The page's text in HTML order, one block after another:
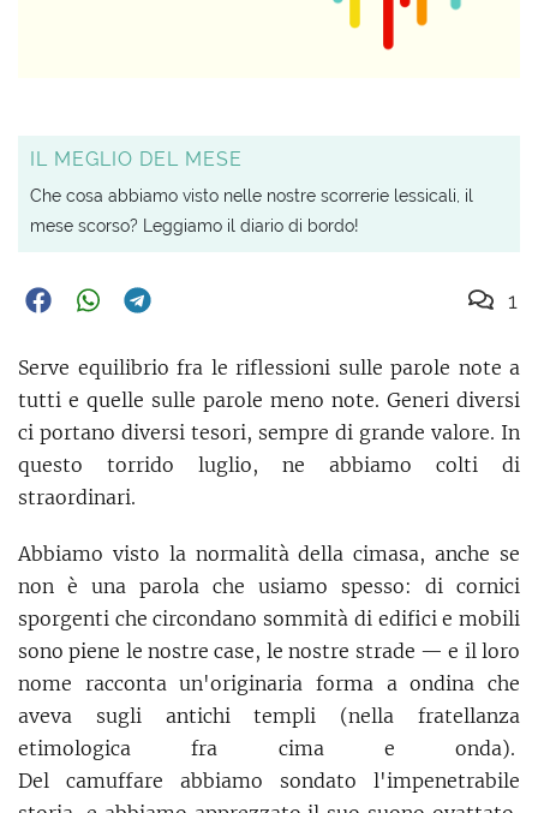
Serve equilibrio fra le riflessioni sulle parole note a
tutti e quelle sulle parole meno note. Generi diversi
ci portano diversi tesori, sempre di grande valore. In
questo torrido luglio, ne abbiamo colti di
straordinari.
Abbiamo visto la normalità della cimasa, anche se
non è una parola che usiamo spesso: di cornici
sporgenti che circondano sommità di edifici e mobili
sono piene le nostre case, le nostre strade — e il loro
nome racconta un'originaria forma a ondina che
aveva sugli antichi templi (nella fratellanza
etimologica fra cima e onda).
Del camuffare abbiamo sondato l'impenetrabile
IL MEGLIO DEL MESE
Che cosa abbiamo visto nelle nostre scorrerie lessicali, il
mese scorso? Leggiamo il diario di bordo!
1